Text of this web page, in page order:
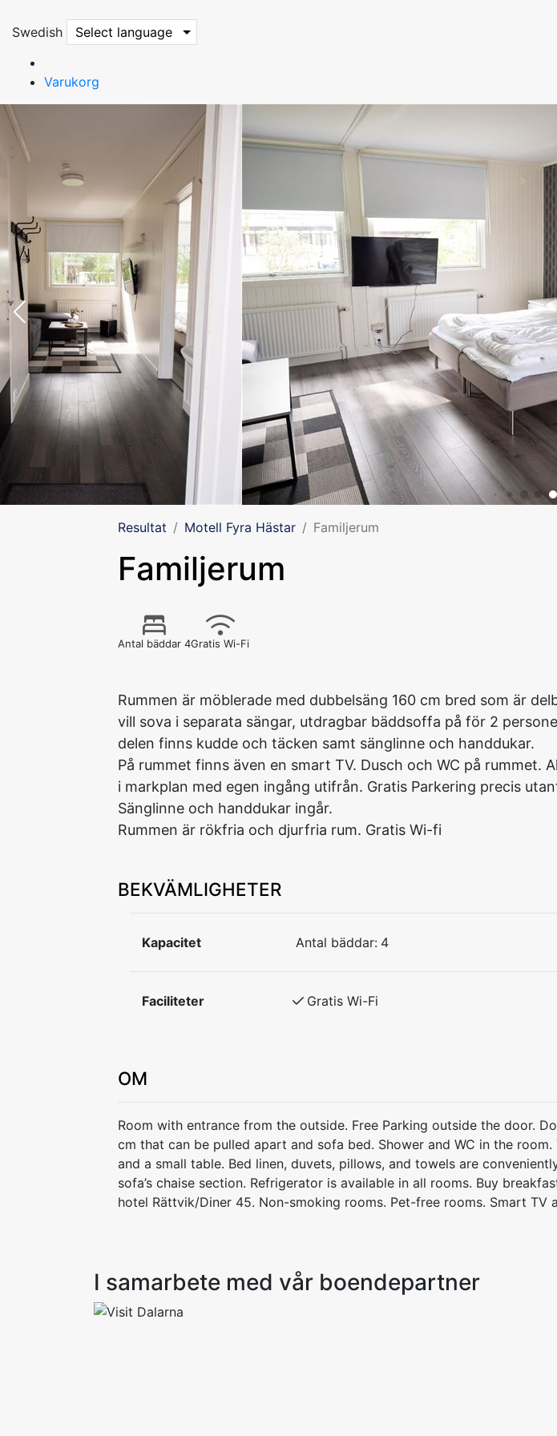
Swedish Select language
Varukorg
Resultat Motell Fyra Hästar Familjerum
Familjerum
Antal bäddar 4Gratis Wi-Fi
Rummen är möblerade med dubbelsäng 160 cm bred som är
vill sova i separata sängar, utdragbar bäddsoffa på för 2
delen finns kudde och täcken samt sänglinne och handdukar.
På rummet finns även en smart TV. Dusch och WC på rummet.
i markplan med egen ingång utifrån. Gratis Parkering precis
Sänglinne och handdukar ingår.
Rummen är rökfria och djurfria rum. Gratis Wi-fi
BEKVÄMLIGHETER
Kapacitet Antal bäddar: 4
Faciliteter Gratis Wi-Fi
OM
Room with entrance from the outside. Free Parking outside the door.
cm that can be pulled apart and sofa bed. Shower and WC in the room.
and a small table. Bed linen, duvets, pillows, and towels are
sofa’s chaise section. Refrigerator is available in all rooms. Buy
hotel Rättvik/Diner 45. Non-smoking rooms. Pet-free rooms. Smart TV
I samarbete med vår boendepartner